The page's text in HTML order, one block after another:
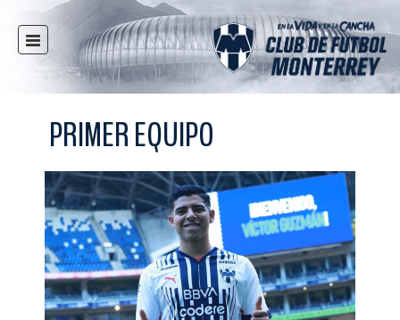
INICIO
NOTICIAS
RAYADOS
RAYADAS
FUERZAS BÁSICAS
RESPONSABILIDAD SOCIAL
TAQUILLA
PRIMER EQUIPO